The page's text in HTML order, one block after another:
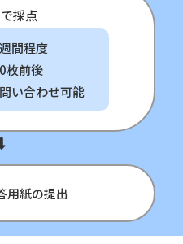
採点
間程度
枚前後
い合わせ可能
用紙の提出